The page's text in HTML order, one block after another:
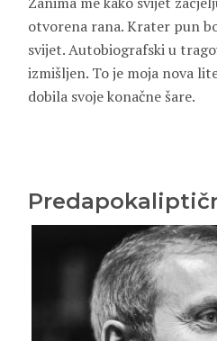
otvorena rana. Krater pun
svijet. Autobiografski u
izmišljen. To je moja nova
dobila svoje konačne šare.